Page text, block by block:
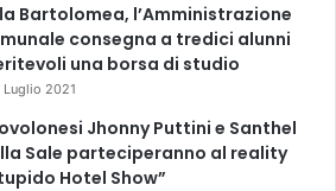
Bartolomea, l’Amministrazione
consegna a tredici alunni
una borsa di studio
Luglio 2021
Jhonny Puttini e Santhel
Sale parteciperanno al reality
Hotel Show”